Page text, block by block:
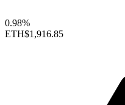
0.98%
ETH$1,916.85